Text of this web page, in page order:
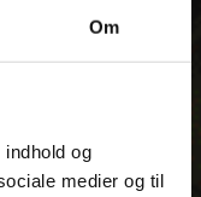
Om
og
medier og til